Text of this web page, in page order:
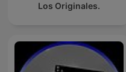
Los Originales.